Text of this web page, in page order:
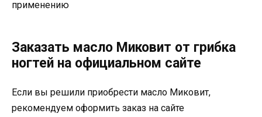
Заказать масло Миковит от грибка
ногтей на официальном сайте
Если вы решили приобрести масло Миковит,
рекомендуем оформить заказ на сайте